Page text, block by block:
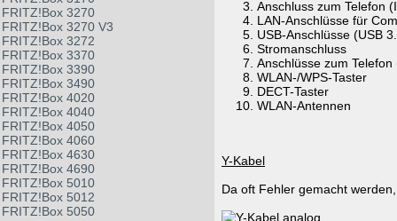
FRITZ!Box 3270
FRITZ!Box 3270 V3
FRITZ!Box 3272
FRITZ!Box 3370
FRITZ!Box 3390
FRITZ!Box 3490
FRITZ!Box 4020
FRITZ!Box 4040
FRITZ!Box 4050
FRITZ!Box 4060
FRITZ!Box 4630
FRITZ!Box 4690
FRITZ!Box 5010
FRITZ!Box 5012
FRITZ!Box 5050
Anschluss zum Telefon
LAN-Anschlüsse für
USB-Anschlüsse (USB
Stromanschluss
Anschlüsse zum
WLAN-/WPS-Taster
DECT-Taster
WLAN-Antennen
Y-Kabel
Da oft Fehler gemacht